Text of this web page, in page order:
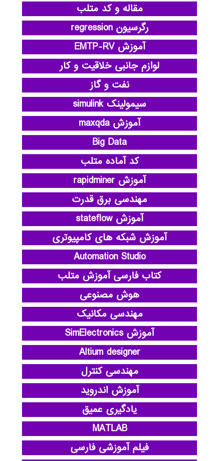
مقاله و کد متلب
رگرسیون regression
آموزش EMTP-RV
لوازم جانبی خلاقیت و کار
نفت و گاز
سیمولینک simulink
آموزش maxqda
Big Data
کد آماده متلب
آموزش rapidminer
مهندسی برق قدرت
آموزش stateflow
آموزش شبکه های کامپیوتری
Automation Studio
کتاب فارسی آموزش متلب
هوش مصنوعی
مهندسی مکانیک
آموزش SimElectronics
Altium designer
مهندسی کنترل
آموزش اندروید
یادگیری عمیق
MATLAB
فیلم آموزشی فارسی